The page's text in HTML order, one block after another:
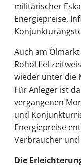
militärischer
Energiepreise,
Auch am
Rohöl fiel
wieder unter die
Für Anleger ist
vergangenen
und
Energiepreise
Verbraucher
Die